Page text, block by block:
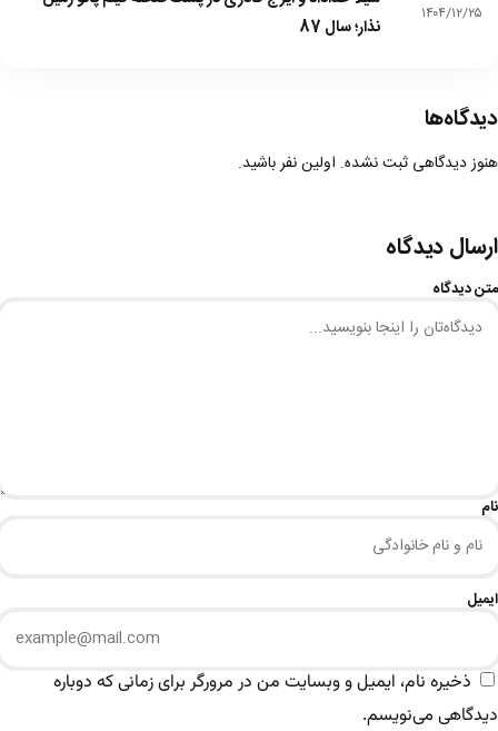
۱۴۰۴/۱۲/۲۵
نذار؛ سال 87
دیدگاه‌ها
هنوز دیدگاهی ثبت نشده. اولین نفر باشید.
ارسال دیدگاه
متن دیدگاه
نام
ایمیل
ذخیره نام، ایمیل و وبسایت من در مرورگر برای زمانی که دوباره
دیدگاهی می‌نویسم.